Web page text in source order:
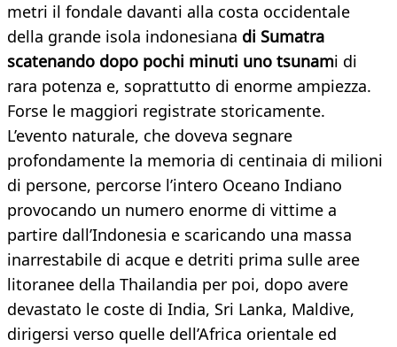
metri il fondale davanti alla costa occidentale
della grande isola indonesiana di Sumatra
scatenando dopo pochi minuti uno tsunami di
rara potenza e, soprattutto di enorme ampiezza.
Forse le maggiori registrate storicamente.
L’evento naturale, che doveva segnare
profondamente la memoria di centinaia di milioni
di persone, percorse l’intero Oceano Indiano
provocando un numero enorme di vittime a
partire dall’Indonesia e scaricando una massa
inarrestabile di acque e detriti prima sulle aree
litoranee della Thailandia per poi, dopo avere
devastato le coste di India, Sri Lanka, Maldive,
dirigersi verso quelle dell’Africa orientale ed